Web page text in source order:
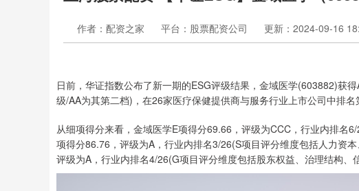
作者：配资之家 平台：股票配资公司 更新：2024-09-16
日前，华证指数公布了新一期的ESG评级结果，金域医学(603882)获
级/AA为其第二档)，在26家医疗保健提供商与服务行业上市公司中排名
从细项得分来看，金域医学E项得分69.66，评级为CCC，行业内排名
项得分86.76，评级为A，行业内排名3/26(S项目评分维度包括人力资
评级为A，行业内排名4/26(G项目评分维度包括股东权益、治理结构、